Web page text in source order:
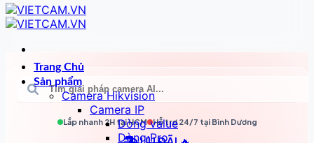
Trang Chủ
Sản phẩm
Camera Hikvision
Camera IP
Dòng value
Dòng Pro
Lắp nhanh 2H tạiHCM Hỗ trợ 24/7 tại Bình Dương